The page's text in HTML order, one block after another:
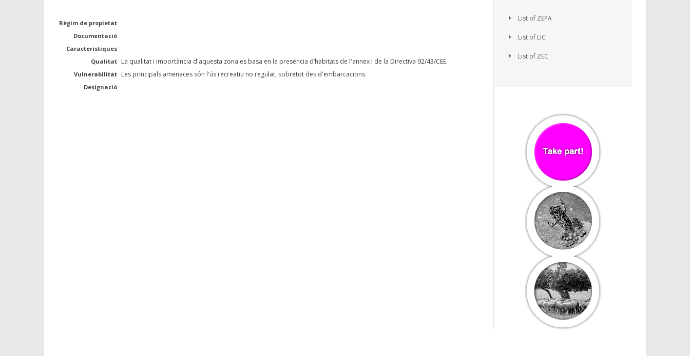
Règim de propietat
Documentació
Característiques
Qualitat La qualitat i importància d'aquesta zona es basa en la presència d’habitats de l'annex I de la Directiva 92/43/CEE.
Vulnerabilitat Les principals amenaces són l'ús recreatiu no regulat, sobretot des d'embarcacions.
Designació
List of ZEPA
List of LIC
List of ZEC